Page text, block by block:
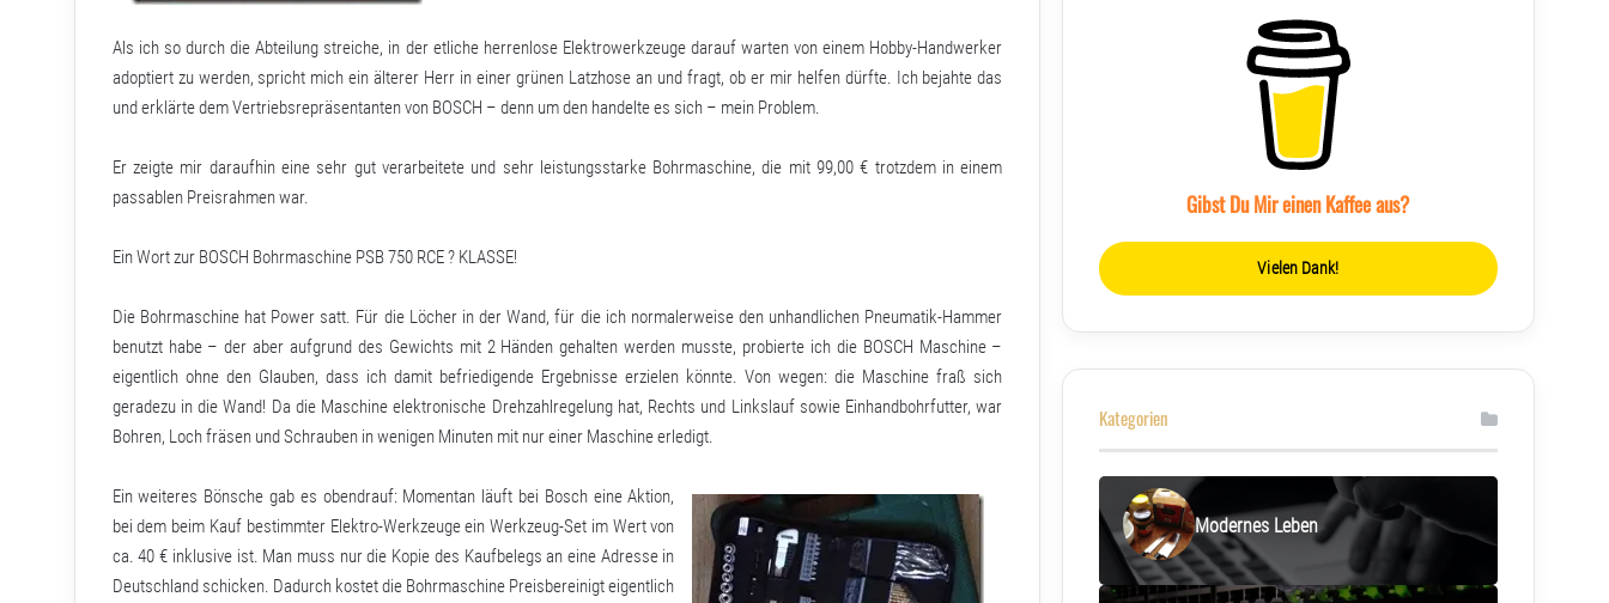
Als ich so durch die Abteilung streiche, in der etliche herrenlose Elektrowerkzeuge darauf warten von einem Hobby-Handwerker
adoptiert zu werden, spricht mich ein älterer Herr in einer grünen Latzhose an und fragt, ob er mir helfen dürfte. Ich bejahte das
und erklärte dem Vertriebsrepräsentanten von BOSCH – denn um den handelte es sich – mein Problem.
Er zeigte mir daraufhin eine sehr gut verarbeitete und sehr leistungsstarke Bohrmaschine, die mit 99,00 € trotzdem in einem
passablen Preisrahmen war.
Ein Wort zur BOSCH Bohrmaschine PSB 750 RCE ? KLASSE!
Die Bohrmaschine hat Power satt. Für die Löcher in der Wand, für die ich normalerweise den unhandlichen Pneumatik-Hammer
benutzt habe – der aber aufgrund des Gewichts mit 2 Händen gehalten werden musste, probierte ich die BOSCH Maschine –
eigentlich ohne den Glauben, dass ich damit befriedigende Ergebnisse erzielen könnte. Von wegen: die Maschine fraß sich
geradezu in die Wand! Da die Maschine elektronische Drehzahlregelung hat, Rechts und Linkslauf sowie Einhandbohrfutter, war
Bohren, Loch fräsen und Schrauben in wenigen Minuten mit nur einer Maschine erledigt.
Ein weiteres Bönsche gab es obendrauf: Momentan läuft bei Bosch eine Aktion,
bei dem beim Kauf bestimmter Elektro-Werkzeuge ein Werkzeug-Set im Wert von
ca. 40 € inklusive ist. Man muss nur die Kopie des Kaufbelegs an eine Adresse in
Deutschland schicken. Dadurch kostet die Bohrmaschine Preisbereinigt eigentlich
Gibst Du Mir einen Kaffee aus?
Vielen Dank!
Kategorien
Modernes Leben